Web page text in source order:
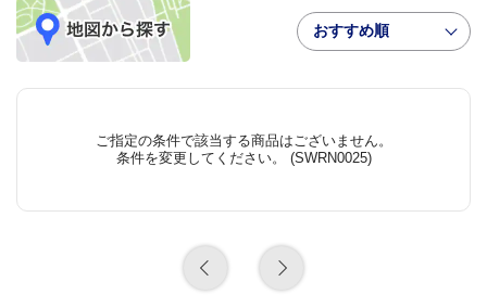
おすすめ順
ご指定の条件で該当する商品はございません。
条件を変更してください。 (SWRN0025)